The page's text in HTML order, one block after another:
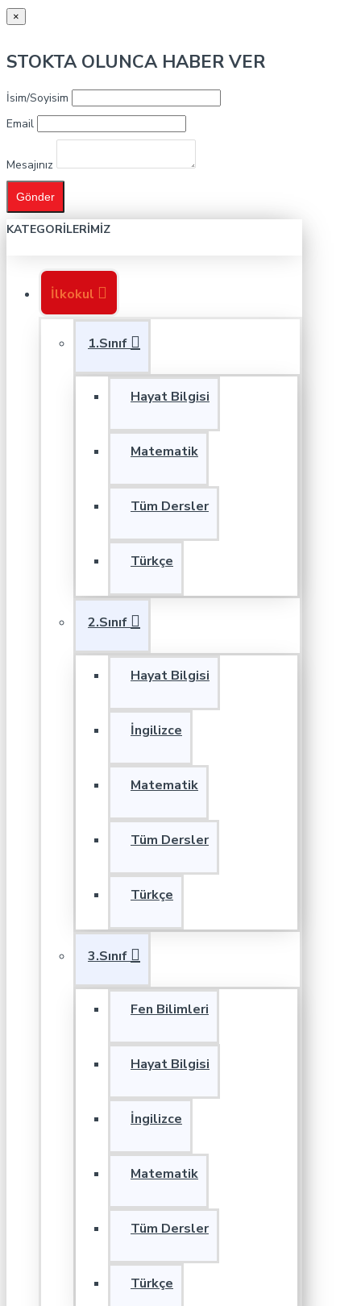
×
STOKTA OLUNCA HABER VER
İsim/Soyisim
Email
Mesajınız
Gönder
KATEGORILERIMIZ
İlkokul
1.Sınıf
Hayat Bilgisi
Matematik
Tüm Dersler
Türkçe
2.Sınıf
Hayat Bilgisi
İngilizce
Matematik
Tüm Dersler
Türkçe
3.Sınıf
Fen Bilimleri
Hayat Bilgisi
İngilizce
Matematik
Tüm Dersler
Türkçe